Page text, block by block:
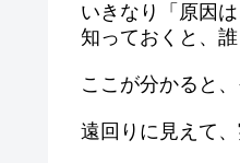
いきなり「原因
知っておくと、
ここが分かると
遠回りに見えて